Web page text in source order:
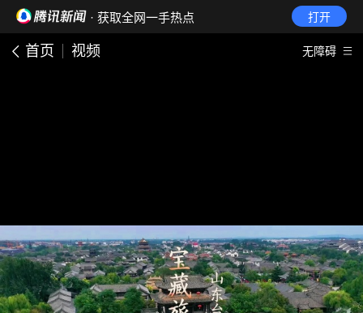
· 获取全网一手热点 打开
首页 视频 无障碍